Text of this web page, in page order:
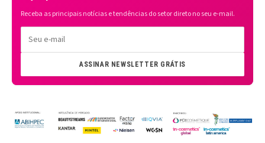
Receba as principais notícias e tendências do setor direto no seu e-mail.
ASSINAR NEWSLETTER GRÁTIS